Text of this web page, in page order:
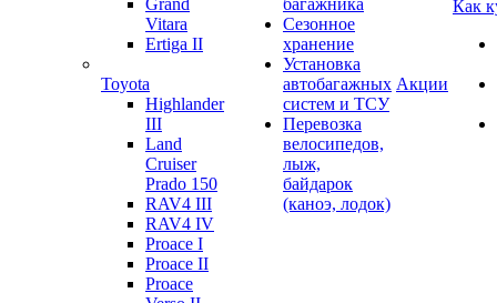
Grand
Vitara
Ertiga II
Toyota
Highlander
III
Land
Cruiser
Prado 150
RAV4 III
RAV4 IV
Proace I
Proace II
Proace
багажника
Сезонное
хранение
Установка
автобагажных
систем и ТСУ
Перевозка
велосипедов,
лыж,
байдарок
(каноэ, лодок)
Акции
Как